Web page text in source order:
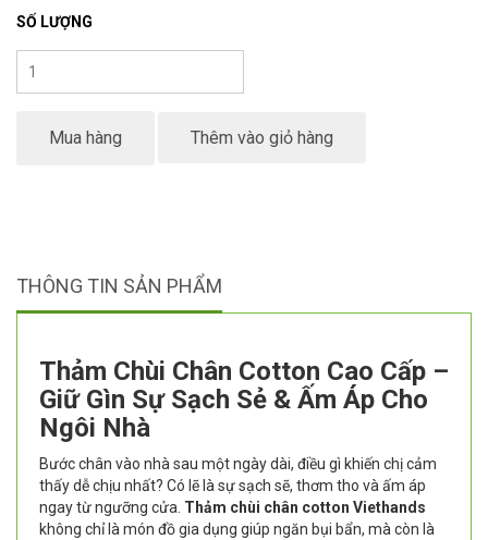
SỐ LƯỢNG
Mua hàng Thêm vào giỏ hàng
THÔNG TIN SẢN PHẨM
Thảm Chùi Chân Cotton Cao Cấp –
Giữ Gìn Sự Sạch Sẻ & Ấm Áp Cho
Ngôi Nhà
Bước chân vào nhà sau một ngày dài, điều gì khiến chị cảm
thấy dễ chịu nhất? Có lẽ là sự sạch sẽ, thơm tho và ấm áp
ngay từ ngưỡng cửa. Thảm chùi chân cotton Viethands
không chỉ là món đồ gia dụng giúp ngăn bụi bẩn, mà còn là